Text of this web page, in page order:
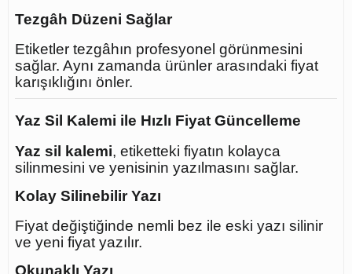
Tezgâh Düzeni Sağlar
Etiketler tezgâhın profesyonel görünmesini
sağlar. Aynı zamanda ürünler arasındaki fiyat
karışıklığını önler.
Yaz Sil Kalemi ile Hızlı Fiyat Güncelleme
Yaz sil kalemi, etiketteki fiyatın kolayca
silinmesini ve yenisinin yazılmasını sağlar.
Kolay Silinebilir Yazı
Fiyat değiştiğinde nemli bez ile eski yazı silinir
ve yeni fiyat yazılır.
Okunaklı Yazı